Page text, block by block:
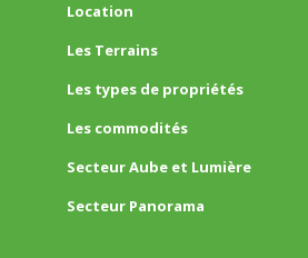
Location
Les Terrains
Les types de propriétés
Les commodités
Secteur Aube et Lumière
Secteur Panorama